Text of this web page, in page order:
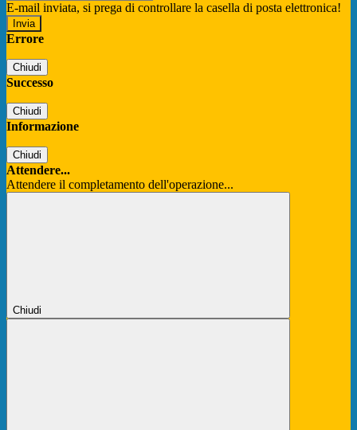
E-mail inviata, si prega di controllare la casella di posta elettronica!
Errore
Chiudi
Successo
Chiudi
Informazione
Chiudi
Attendere...
Attendere il completamento dell'operazione...
Chiudi